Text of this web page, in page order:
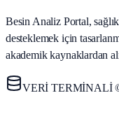
Besin Analiz Portal,
desteklemek için
akademik kaynaklardan
VERİ TERMİNALİ